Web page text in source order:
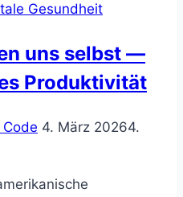
Gesundheit
uns selbst —
Produktivität
4. März 20264.